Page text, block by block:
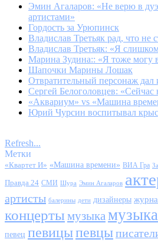
Эмин Агаларов: «Не верю в
артистами»
Гордость за Урюпинск
Владислав Третьяк рад, что не
Владислав Третьяк: «Я
Марина Зудина:: «Я тоже могу
Шапочки Марины Лошак
Отвратительный персонаж
Сергей Белоголовцев: «Сейчас
«Аквариум» vs «Машина
Юрий Чурсин воспитывал
Refresh...
Метки
«Квартет И» «Машина времени» ВИА Гра
Правда 24 СМИ Шура Эмин Агаларов
артисты балерины дети дизайнеры
концерты музыка
певец певицыпевцы